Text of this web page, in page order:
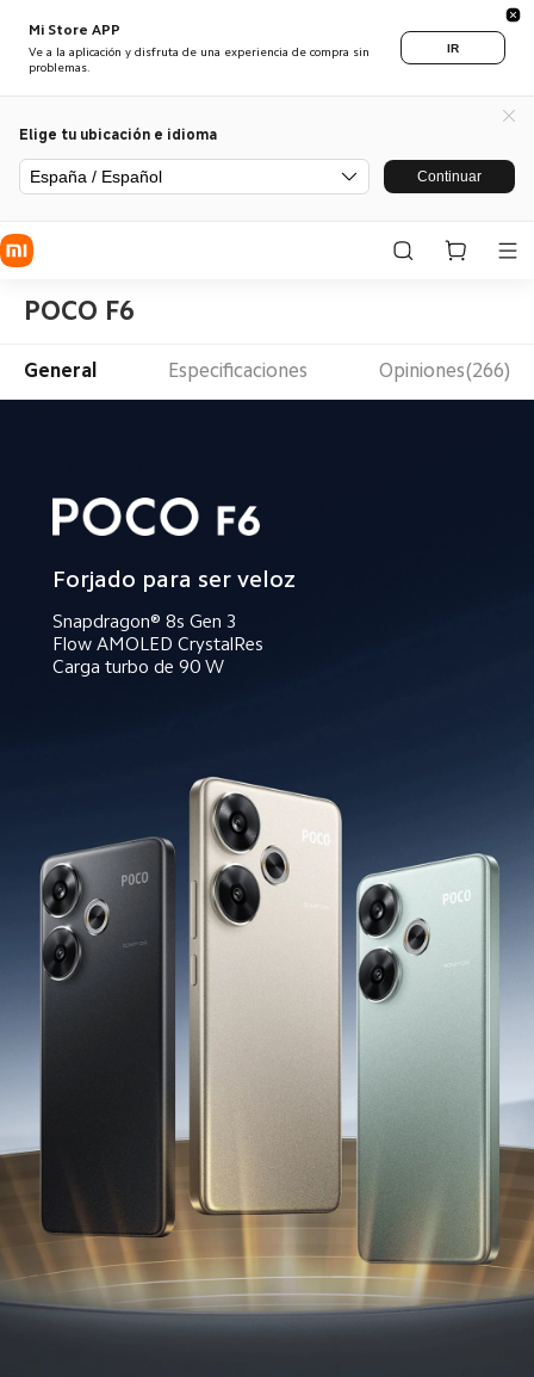
Mi Store APP
Ve a la aplicación y disfruta de una experiencia de compra sin
problemas.
IR
Elige tu ubicación e idioma
España / Español Continuar
POCO F6
General Especificaciones Opiniones(266)
Forjado para ser veloz
Snapdragon® 8s Gen 3
Flow AMOLED CrystalRes
Carga turbo de 90 W